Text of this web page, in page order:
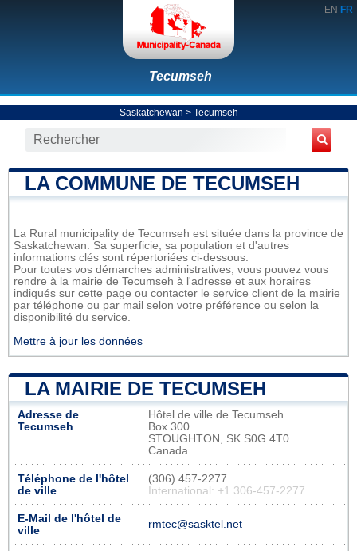
EN FR
Tecumseh
Saskatchewan > Tecumseh
LA COMMUNE DE TECUMSEH
La Rural municipality de Tecumseh est située dans la province de
Saskatchewan. Sa superficie, sa population et d'autres
informations clés sont répertoriées ci-dessous.
Pour toutes vos démarches administratives, vous pouvez vous
rendre à la mairie de Tecumseh à l'adresse et aux horaires
indiqués sur cette page ou contacter le service client de la mairie
par téléphone ou par mail selon votre préférence ou selon la
disponibilité du service.
Mettre à jour les données
LA MAIRIE DE TECUMSEH
Adresse de
Tecumseh
Hôtel de ville de Tecumseh
Box 300
STOUGHTON, SK S0G 4T0
Canada
Téléphone de l'hôtel
de ville
(306) 457-2277
International: +1 306-457-2277
E-Mail de l'hôtel de
ville
rmtec@sasktel.net